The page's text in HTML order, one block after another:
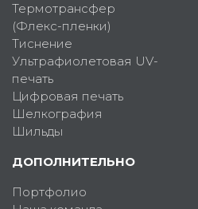
Термотрансфер
(Флекс-пленки)
Тиснение
Ультрафиолетовая UV-
печать
Цифровая печать
Шелкография
Шильды
ДОПОЛНИТЕЛЬНО
Портфолио